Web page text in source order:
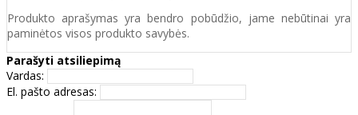
Produkto aprašymas yra bendro pobūdžio, jame nebūtinai yra
paminėtos visos produkto savybės.
Parašyti atsiliepimą
Vardas:
El. pašto adresas: